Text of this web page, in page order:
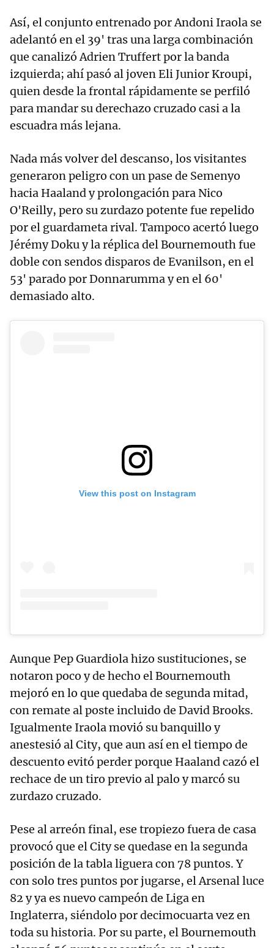
Así, el conjunto entrenado por Andoni Iraola se
adelantó en el 39' tras una larga combinación
que canalizó Adrien Truffert por la banda
izquierda; ahí pasó al joven Eli Junior Kroupi,
quien desde la frontal rápidamente se perfiló
para mandar su derechazo cruzado casi a la
escuadra más lejana.
Nada más volver del descanso, los visitantes
generaron peligro con un pase de Semenyo
hacia Haaland y prolongación para Nico
O'Reilly, pero su zurdazo potente fue repelido
por el guardameta rival. Tampoco acertó luego
Jérémy Doku y la réplica del Bournemouth fue
doble con sendos disparos de Evanilson, en el
53' parado por Donnarumma y en el 60'
demasiado alto.
View this post on Instagram
Aunque Pep Guardiola hizo sustituciones, se
notaron poco y de hecho el Bournemouth
mejoró en lo que quedaba de segunda mitad,
con remate al poste incluido de David Brooks.
Igualmente Iraola movió su banquillo y
anestesió al City, que aun así en el tiempo de
descuento evitó perder porque Haaland cazó el
rechace de un tiro previo al palo y marcó su
zurdazo cruzado.
Pese al arreón final, ese tropiezo fuera de casa
provocó que el City se quedase en la segunda
posición de la tabla liguera con 78 puntos. Y
con solo tres puntos por jugarse, el Arsenal luce
82 y ya es nuevo campeón de Liga en
Inglaterra, siéndolo por decimocuarta vez en
toda su historia. Por su parte, el Bournemouth